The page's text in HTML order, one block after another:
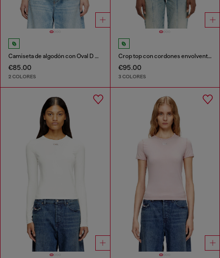
Camiseta de algodón con Oval D metálico
€85.00
2 COLORES
Crop top con cordones envolventes
€95.00
3 COLORES